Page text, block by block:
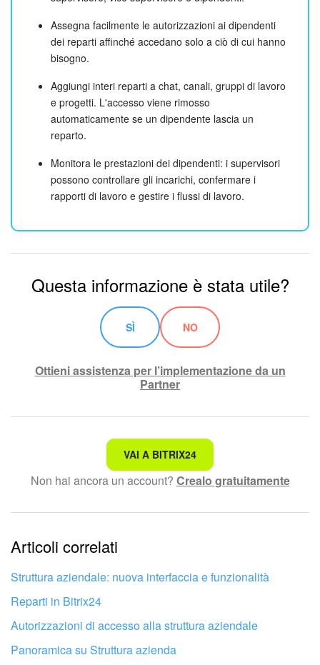
Assegna facilmente le autorizzazioni ai dipendenti
dei reparti affinché accedano solo a ciò di cui hanno
bisogno.
Aggiungi interi reparti a chat, canali, gruppi di lavoro
e progetti. L'accesso viene rimosso
automaticamente se un dipendente lascia un
reparto.
Monitora le prestazioni dei dipendenti: i supervisori
possono controllare gli incarichi, confermare i
rapporti di lavoro e gestire i flussi di lavoro.
Questa informazione è stata utile?
SÌ NO
Ottieni assistenza per l’implementazione da un
Partner
Non è quello che sto cercando.
Testo complesso e incomprensibile
Le informazioni sono obsolete.
Troppo breve, ho bisogno di maggiori informazioni.
Non mi soddisfa come funziona questo strumento
VAI A BITRIX24
Non hai ancora un account? Crealo gratuitamente
Articoli correlati
Struttura aziendale: nuova interfaccia e funzionalità
Reparti in Bitrix24
Autorizzazioni di accesso alla struttura aziendale
Panoramica su Struttura azienda